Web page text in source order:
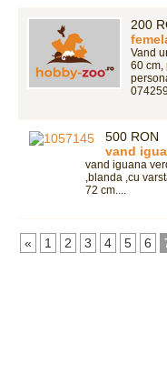
200
Vand
60 cm,
500 RON
vand
vand iguana
,blanda ,cu
72 cm....
« 1 2 3 4 5 6